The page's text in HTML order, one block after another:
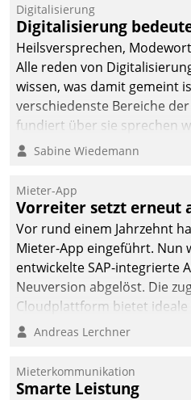
Digitalisierung
Digitalisierung
Heilsversprechen,
Alle reden von
wissen, was damit gemeint
verschiedenste Bereiche
fundiert über sie sprechen
klären. Ein Aspekt ist die
Einsparungen durch
Prozesse. Doch man darf
mit der Einführung einer
getan. Die Digitalisierung
die Bereitschaft, sich zu
und zu verändern.
Sabine Wiedemann
Mieter-App
Vorreiter setzt erneut
Vor rund einem Jahrzehnt
Mieter-App eingeführt. Nun
entwickelte SAP-integrierte
Neuversion abgelöst. Die
Cloudplattform bietet ideale
die Funktionalität der App
integrieren.
Andreas Lerchner
Mieterkommunikation
Smarte Leistung